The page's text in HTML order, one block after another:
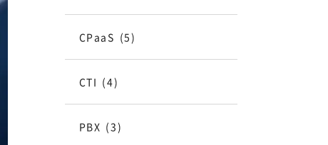
CPaaS (5)
CTI (4)
PBX (3)